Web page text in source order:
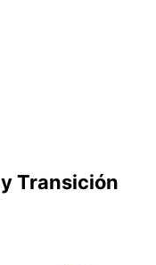
Transición